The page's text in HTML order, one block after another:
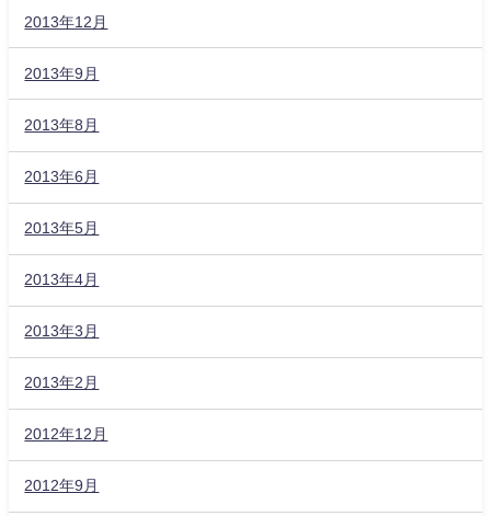
2013年12月
2013年9月
2013年8月
2013年6月
2013年5月
2013年4月
2013年3月
2013年2月
2012年12月
2012年9月